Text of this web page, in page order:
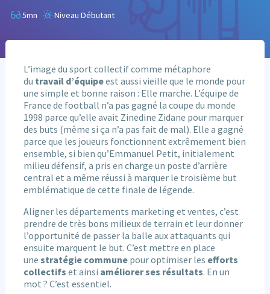
Mon compte
English
5mn Niveau Débutant
L’image du sport collectif comme métaphore
du travail d’équipeest aussi vieille que le monde pour
une simple et bonne raison : Elle marche. L’équipe de
France de football n’a pas gagné la coupe du monde
1998 parce qu’elle avait Zinedine Zidane pour marquer
des buts (même si ça n’a pas fait de mal). Elle a gagné
parce que les joueurs fonctionnent extrêmement bien
ensemble, si bien qu’Emmanuel Petit, initialement
milieu défensif, a pris en charge un poste d’arrière
central et a même réussi à marquer le troisième but
emblématique de cette finale de légende.
Aligner les départements marketing et ventes, c’est
prendre de très bons milieux de terrain et leur donner
l’opportunité de passer la balle aux attaquants qui
ensuite marquent le but. C’est mettre en place
une stratégie communepour optimiser les efforts
collectifs et ainsi améliorer ses résultats. En un
mot ? C’est essentiel.